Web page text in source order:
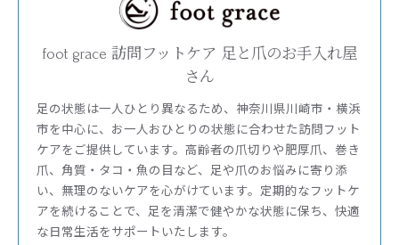
foot grace 訪問フットケア 足と爪のお手入れ屋
さん
足の状態は一人ひとり異なるため、神奈川県川崎市・横浜
市を中心に、お一人おひとりの状態に合わせた訪問フット
ケアをご提供しています。高齢者の爪切りや肥厚爪、巻き
爪、角質・タコ・魚の目など、足や爪のお悩みに寄り添
い、無理のないケアを心がけています。定期的なフットケ
アを続けることで、足を清潔で健やかな状態に保ち、快適
な日常生活をサポートいたします。